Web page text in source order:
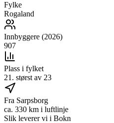
Fylke
Rogaland
Innbyggere (2026)
907
Plass i fylket
21. størst av 23
Fra Sarpsborg
ca. 330 km i luftlinje
Slik leverer vi i Bokn